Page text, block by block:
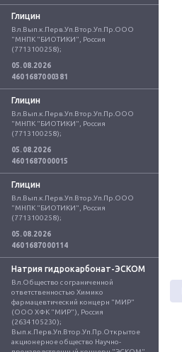
Глицин
Вл.Вып.к.Перв.Уп.Втор.Уп.Пр.ООО
"МНПК "БИОТИКИ", Россия
(7713100258);
05.08.2026
4601687000381
Глицин
Вл.Вып.к.Перв.Уп.Втор.Уп.Пр.ООО
"МНПК "БИОТИКИ", Россия
(7713100258);
05.08.2026
4601687000015
Глицин
Вл.Вып.к.Перв.Уп.Втор.Уп.Пр.ООО
"МНПК "БИОТИКИ", Россия
(7713100258);
05.08.2026
4601687000114
Натрия гидрокарбонат-ЭСКОМ
Вл.Общество с ограниченной
ответственностью Химико
фармацевтический концерн "МИР"
(ООО ХФК "МИР"), Россия
(2634105230);
Вып.к.Перв.Уп.Втор.Уп.Пр.Открытое
акционерное общество Научно-